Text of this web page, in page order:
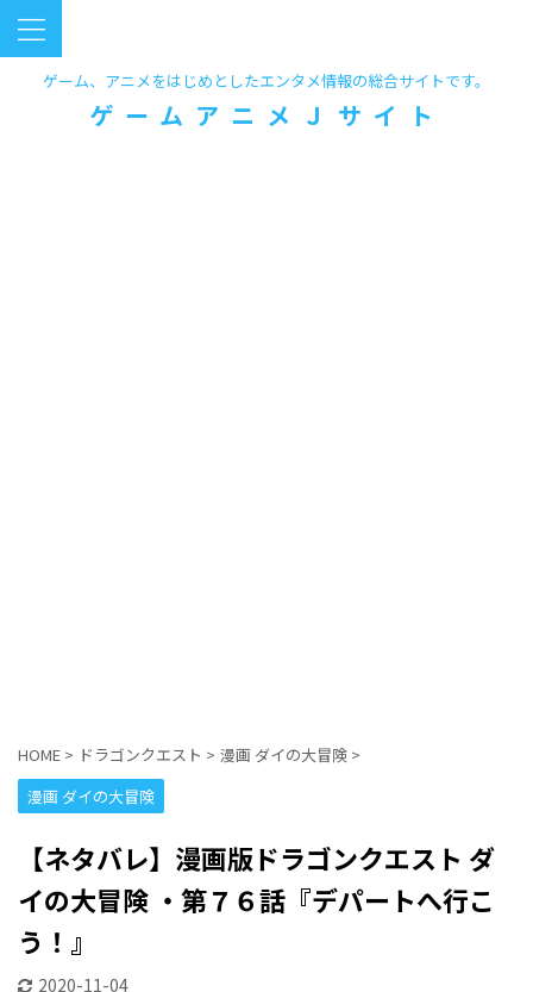
ゲーム、アニメをはじめとしたエンタメ情報の総合サイトです。
ゲームアニメＪサイト
HOME > ドラゴンクエスト > 漫画 ダイの大冒険 >
漫画 ダイの大冒険
【ネタバレ】漫画版ドラゴンクエスト ダ
イの大冒険 ・第７６話『デパートへ行こ
う！』
2020-11-04